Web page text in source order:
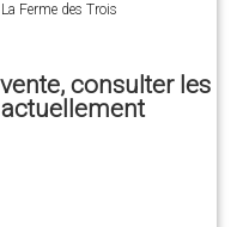
Ferme des Trois
consulter les